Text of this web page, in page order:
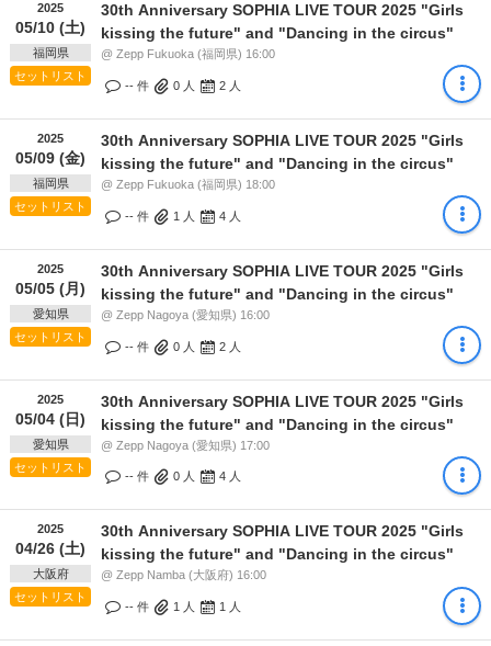
2025
05/10 (土)
福岡県
セットリスト
30th Anniversary SOPHIA LIVE TOUR 2025 "Girls
kissing the future" and "Dancing in the circus"
@ Zepp Fukuoka (福岡県) 16:00
-- 件 0 人 2 人
2025
05/09 (金)
福岡県
セットリスト
30th Anniversary SOPHIA LIVE TOUR 2025 "Girls
kissing the future" and "Dancing in the circus"
@ Zepp Fukuoka (福岡県) 18:00
-- 件 1 人 4 人
2025
05/05 (月)
愛知県
セットリスト
30th Anniversary SOPHIA LIVE TOUR 2025 "Girls
kissing the future" and "Dancing in the circus"
@ Zepp Nagoya (愛知県) 16:00
-- 件 0 人 2 人
2025
05/04 (日)
愛知県
セットリスト
30th Anniversary SOPHIA LIVE TOUR 2025 "Girls
kissing the future" and "Dancing in the circus"
@ Zepp Nagoya (愛知県) 17:00
-- 件 0 人 4 人
2025
04/26 (土)
大阪府
セットリスト
30th Anniversary SOPHIA LIVE TOUR 2025 "Girls
kissing the future" and "Dancing in the circus"
@ Zepp Namba (大阪府) 16:00
-- 件 1 人 1 人